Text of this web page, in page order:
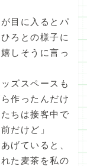
目に入るとパ
ろとの様子に
しそうに言っ
ズスペースも
作ったんだけ
ちは接客中で
だけど」
げていると、
た麦茶を私の